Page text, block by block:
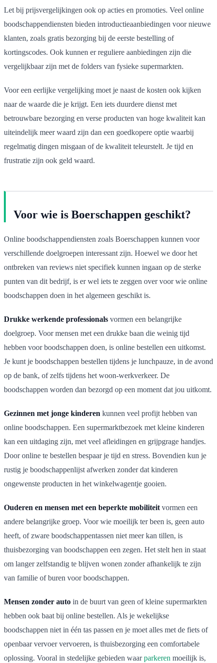
Let bij prijsvergelijkingen ook op acties en promoties. Veel online
boodschappendiensten bieden introductieaanbiedingen voor nieuwe
klanten, zoals gratis bezorging bij de eerste bestelling of
kortingscodes. Ook kunnen er reguliere aanbiedingen zijn die
vergelijkbaar zijn met de folders van fysieke supermarkten.
Voor een eerlijke vergelijking moet je naast de kosten ook kijken
naar de waarde die je krijgt. Een iets duurdere dienst met
betrouwbare bezorging en verse producten van hoge kwaliteit kan
uiteindelijk meer waard zijn dan een goedkopere optie waarbij
regelmatig dingen misgaan of de kwaliteit teleurstelt. Je tijd en
frustratie zijn ook geld waard.
Voor wie is Boerschappen geschikt?
Online boodschappendiensten zoals Boerschappen kunnen voor
verschillende doelgroepen interessant zijn. Hoewel we door het
ontbreken van reviews niet specifiek kunnen ingaan op de sterke
punten van dit bedrijf, is er wel iets te zeggen over voor wie online
boodschappen doen in het algemeen geschikt is.
Drukke werkende professionals vormen een belangrijke
doelgroep. Voor mensen met een drukke baan die weinig tijd
hebben voor boodschappen doen, is online bestellen een uitkomst.
Je kunt je boodschappen bestellen tijdens je lunchpauze, in de avond
op de bank, of zelfs tijdens het woon-werkverkeer. De
boodschappen worden dan bezorgd op een moment dat jou uitkomt.
Gezinnen met jonge kinderen kunnen veel profijt hebben van
online boodschappen. Een supermarktbezoek met kleine kinderen
kan een uitdaging zijn, met veel afleidingen en grijpgrage handjes.
Door online te bestellen bespaar je tijd en stress. Bovendien kun je
rustig je boodschappenlijst afwerken zonder dat kinderen
ongewenste producten in het winkelwagentje gooien.
Ouderen en mensen met een beperkte mobiliteit vormen een
andere belangrijke groep. Voor wie moeilijk ter been is, geen auto
heeft, of zware boodschappentassen niet meer kan tillen, is
thuisbezorging van boodschappen een zegen. Het stelt hen in staat
om langer zelfstandig te blijven wonen zonder afhankelijk te zijn
van familie of buren voor boodschappen.
Mensen zonder auto in de buurt van geen of kleine supermarkten
hebben ook baat bij online bestellen. Als je wekelijkse
boodschappen niet in één tas passen en je moet alles met de fiets of
openbaar vervoer vervoeren, is thuisbezorging een comfortabele
oplossing. Vooral in stedelijke gebieden waarparkeren moeilijk is,